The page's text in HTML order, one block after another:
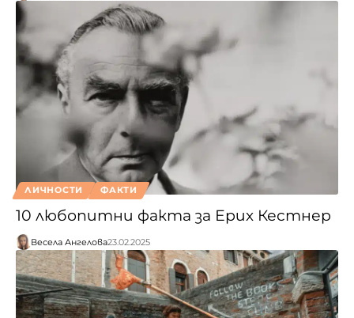
ЛИЧНОСТИ ФАКТИ
10 любопитни факта за Ерих Кестнер
Весела Ангелова23.02.2025